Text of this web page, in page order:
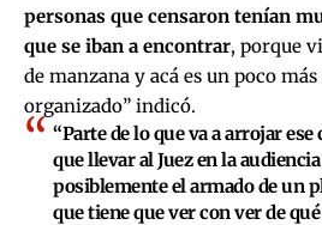
personas que censaron tenían
que se iban a encontrar, porque
de manzana y acá es un poco
organizado” indicó.
“Parte de lo que va a arrojar
que llevar al Juez en la
posiblemente el armado de un
que tiene que ver con ver de